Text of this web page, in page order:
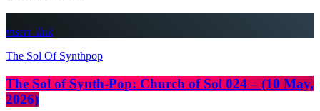
insert_link
The Sol Of Synthpop
The Sol of Synth-Pop: Church of Sol 024 – (10 May,
2026)